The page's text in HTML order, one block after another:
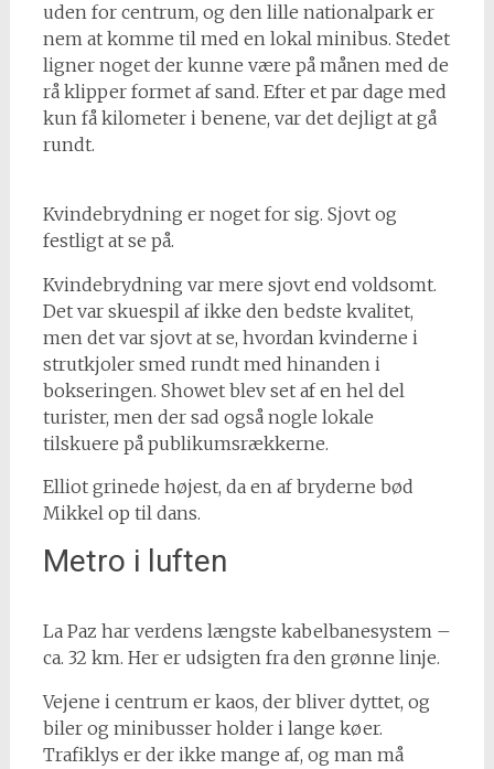
uden for centrum, og den lille nationalpark er
nem at komme til med en lokal minibus. Stedet
ligner noget der kunne være på månen med de
rå klipper formet af sand. Efter et par dage med
kun få kilometer i benene, var det dejligt at gå
rundt.
Kvindebrydning er noget for sig. Sjovt og
festligt at se på.
Kvindebrydning var mere sjovt end voldsomt.
Det var skuespil af ikke den bedste kvalitet,
men det var sjovt at se, hvordan kvinderne i
strutkjoler smed rundt med hinanden i
bokseringen. Showet blev set af en hel del
turister, men der sad også nogle lokale
tilskuere på publikumsrækkerne.
Elliot grinede højest, da en af bryderne bød
Mikkel op til dans.
Metro i luften
La Paz har verdens længste kabelbanesystem –
ca. 32 km. Her er udsigten fra den grønne linje.
Vejene i centrum er kaos, der bliver dyttet, og
biler og minibusser holder i lange køer.
Trafiklys er der ikke mange af, og man må